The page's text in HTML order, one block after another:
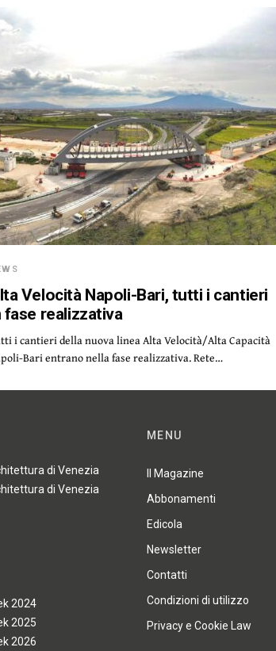
Velocità Napoli-Bari, tutti i cantieri
fase realizzativa
i cantieri della nuova linea Alta Velocità/Alta Capacità
Bari entrano nella fase realizzativa. Rete…
di Venezia
di Venezia
2024
2025
2026
MENU
Il Magazine
Abbonamenti
Edicola
Newsletter
Contatti
Condizioni di utilizzo
Privacy e Cookie Law